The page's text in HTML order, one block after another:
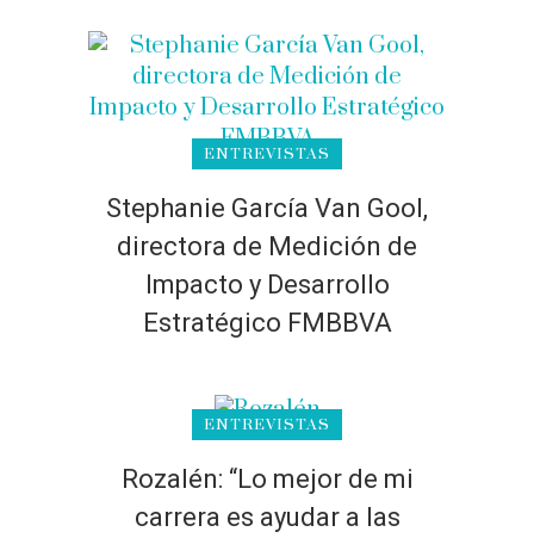
ENTREVISTAS
Stephanie García Van Gool,
directora de Medición de
Impacto y Desarrollo
Estratégico FMBBVA
ENTREVISTAS
Rozalén: “Lo mejor de mi
carrera es ayudar a las